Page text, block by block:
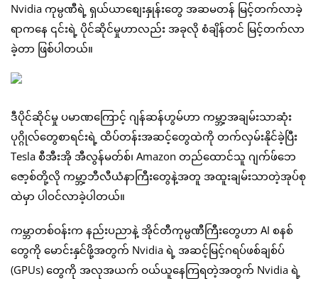
Nvidia ကုမ္ပဏီရဲ့ ရှယ်ယာစျေးနှုန်းတွေ အဆမတန် မြင့်တက်လာခဲ့
ရာကနေ ၎င်းရဲ့ ပိုင်ဆိုင်မှုဟာလည်း အခုလို စံချိန်တင် မြင့်တက်လာ
ခဲ့တာ ဖြစ်ပါတယ်။
ဒီပိုင်ဆိုင်မှု ပမာဏကြောင့် ဂျန်ဆန်ဟွမ်ဟာ ကမ္ဘာ့အချမ်းသာဆုံး
ပုဂ္ဂိုလ်တွေစာရင်းရဲ့ ထိပ်တန်းအဆင့်တွေထဲကို တက်လှမ်းနိုင်ခဲ့ပြီး
Tesla စီအီးအို အီလွန်မတ်စ်၊ Amazon တည်ထောင်သူ ဂျက်ဖ်ဘေ
ဇော့စ်တို့လို ကမ္ဘာ့ဘီလီယံနာကြီးတွေနဲ့အတူ အထူးချမ်းသာတဲ့အုပ်စု
ထဲမှာ ပါဝင်လာခဲ့ပါတယ်။
ကမ္ဘာတစ်ဝန်းက နည်းပညာနဲ့ အိုင်တီကုမ္ပဏီကြီးတွေဟာ AI စနစ်
တွေကို မောင်းနှင်ဖို့အတွက် Nvidia ရဲ့ အဆင့်မြင့်ဂရပ်ဖစ်ချစ်ပ်
(GPUs) တွေကို အလုအယက် ဝယ်ယူနေကြရတဲ့အတွက် Nvidia ရဲ့